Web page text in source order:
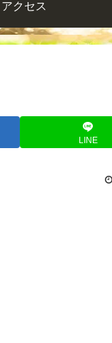
アクセス
LINE